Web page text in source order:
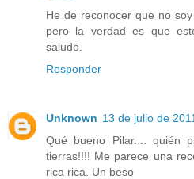
He de reconocer que no
pero la verdad es que
saludo.
Responder
Unknown 13 de julio de
Qué bueno Pilar.... quién
tierras!!!! Me parece una
rica rica. Un beso